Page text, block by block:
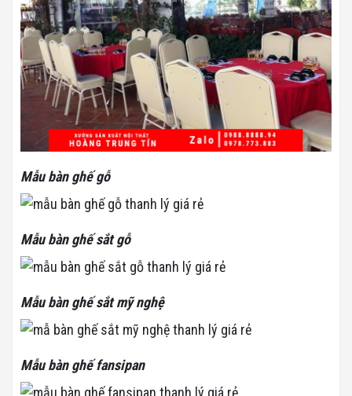
Mẫu bàn ghế gỗ
Mẫu bàn ghế sắt gỗ
Mẫu bàn ghế sắt mỹ nghệ
Mẫu bàn ghế fansipan